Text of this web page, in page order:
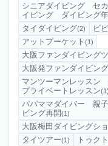
シニアダイビング セ
イビング ダイビング
タイダイビング(2) ピ
アットプーケット (1)
大阪ファンダイビン
大阪発ファンダイビン
マンツーマンレッス
プライベートレッスン(1)
パパママダイバー 親
ビング再開(1)
大阪梅田ダイビングシ
タイツアー(1) トゥク